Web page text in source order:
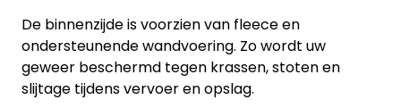
De binnenzijde is voorzien van fleece en
ondersteunende wandvoering. Zo wordt uw
geweer beschermd tegen krassen, stoten en
slijtage tijdens vervoer en opslag.